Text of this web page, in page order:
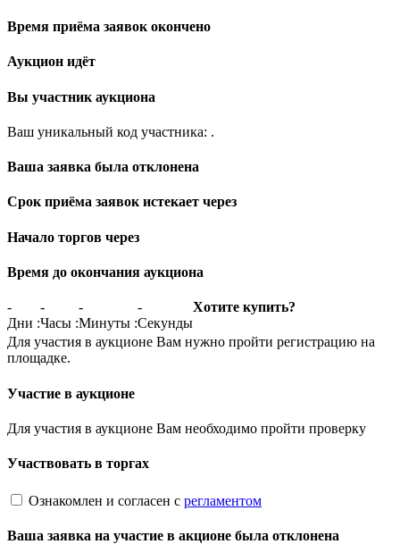
Время приёма заявок окончено
Аукцион идёт
Вы участник аукциона
Ваш уникальный код участника: .
Ваша заявка была отклонена
Срок приёма заявок истекает через
Начало торгов через
Время до окончания аукциона
-
Дни :
-
Часы :
-
Минуты :
-
Секунды
Хотите купить?
Для участия в аукционе Вам нужно пройти регистрацию на
площадке.
Участие в аукционе
Для участия в аукционе Вам необходимо пройти проверку
Участвовать в торгах
Ознакомлен и согласен с регламентом
Ваша заявка на участие в акционе была отклонена